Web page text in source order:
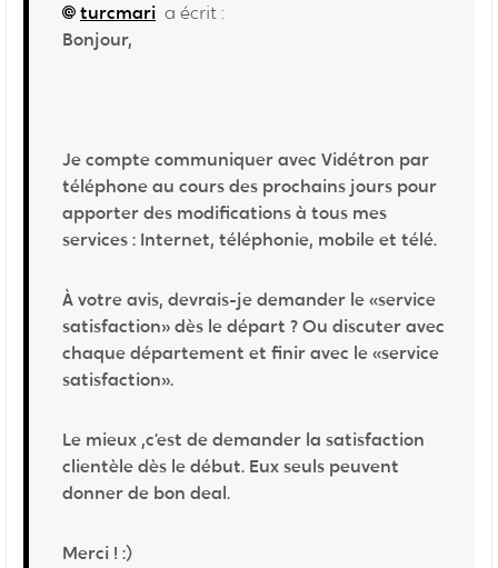
turcmari a écrit :
Bonjour,
Je compte communiquer avec Vidétron par
téléphone au cours des prochains jours pour
apporter des modifications à tous mes
services : Internet, téléphonie, mobile et télé.
À votre avis, devrais-je demander le «service
satisfaction» dès le départ ? Ou discuter avec
chaque département et finir avec le «service
satisfaction».
Le mieux ,c’est de demander la satisfaction
clientèle dès le début. Eux seuls peuvent
donner de bon deal.
Merci ! :)